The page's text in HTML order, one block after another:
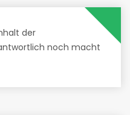
der
noch macht